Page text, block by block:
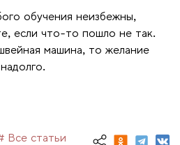
обучения неизбежны,
если что-то пошло не так.
машина, то желание
Все статьи